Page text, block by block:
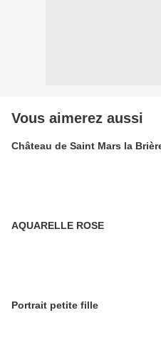
Vous aimerez aussi
Château de Saint Mars la
AQUARELLE ROSE
Portrait petite fille